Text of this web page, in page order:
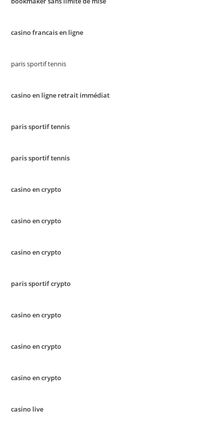
casino francais en ligne
paris sportif tennis
casino en ligne retrait immédiat
paris sportif tennis
paris sportif tennis
casino en crypto
casino en crypto
casino en crypto
paris sportif crypto
casino en crypto
casino en crypto
casino en crypto
casino live